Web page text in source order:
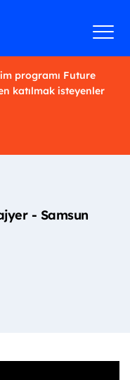
programı Future
katılmak isteyenler
- Samsun